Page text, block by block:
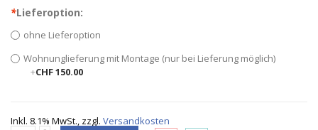
*Lieferoption:
ohne Lieferoption
Wohnunglieferung mit Montage (nur bei Lieferung möglich)
+CHF 150.00
Inkl. 8.1% MwSt. zzgl. Versandkosten